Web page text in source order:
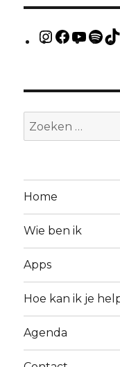
Home
Wie ben ik
Apps
Hoe kan ik je
Agenda